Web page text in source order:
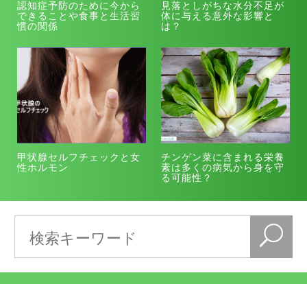
認知症予防のために今から
できることや食事と生活習
慣の関係
見落としがちな水分不足が
体に与える意外な影響と
は？
甲状腺セルフチェックと女
性ホルモン
チンゲン菜に含まれる栄養
素は多くの病気から身を守
る可能性？